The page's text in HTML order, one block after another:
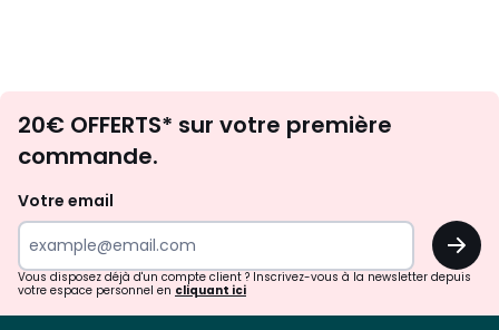
d'inspirations
surprises?
20€ OFFERTS* sur votre première
commande.
Votre email
OK
Vous disposez déjà d'un compte client ? Inscrivez-vous à la newsletter depuis
votre espace personnel en cliquant ici